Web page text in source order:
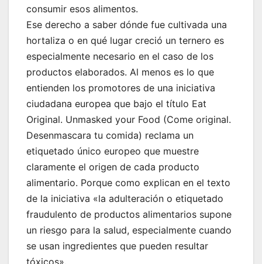
consumir esos alimentos.
Ese derecho a saber dónde fue cultivada una
hortaliza o en qué lugar creció un ternero es
especialmente necesario en el caso de los
productos elaborados. Al menos es lo que
entienden los promotores de una iniciativa
ciudadana europea que bajo el título Eat
Original. Unmasked your Food (Come original.
Desenmascara tu comida) reclama un
etiquetado único europeo que muestre
claramente el origen de cada producto
alimentario. Porque como explican en el texto
de la iniciativa «la adulteración o etiquetado
fraudulento de productos alimentarios supone
un riesgo para la salud, especialmente cuando
se usan ingredientes que pueden resultar